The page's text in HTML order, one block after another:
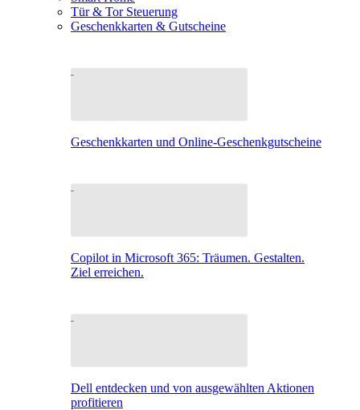
Tür & Tor Steuerung
Geschenkkarten & Gutscheine
Geschenkkarten und Online-Geschenkgutscheine
Copilot in Microsoft 365: Träumen. Gestalten.
Ziel erreichen.
Dell entdecken und von ausgewählten Aktionen
profitieren